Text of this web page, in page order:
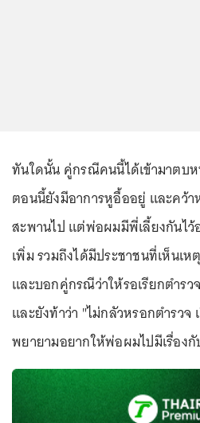
ทันใดนั้น คู่กรณีคนนี้ได้เข้ามาตบ
ตอนนี้ยังมีอาการหูอื้ออยู่ และคว้า
สะพานไป แต่พ่อผมมีพี่เลี้ยงกันไว้
เพิ่ม รวมถึงได้มีประชาชนที่เห็นเ
และบอกคู่กรณีว่าให้รอเรียกตำร
และยังท้าว่า "ไม่กลัวหรอกตำรว
พยายามอยากให้พ่อผมไปมีเรื่องกั